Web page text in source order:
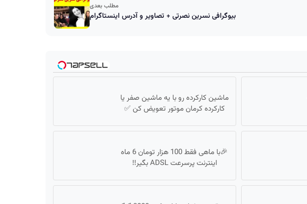
مطلب بعدی
بیوگرافی نسرین نصرتی + تصاویر و آدرس اینستاگرام
ماشین کارکرده رو با یه ماشین صفر یا
کارکرده کرمان موتور تعویض کن ✅
🎉با ماهی فقط 100 هزار تومان 6 ماه
اینترنت پرسرعت ADSL بگیر!!